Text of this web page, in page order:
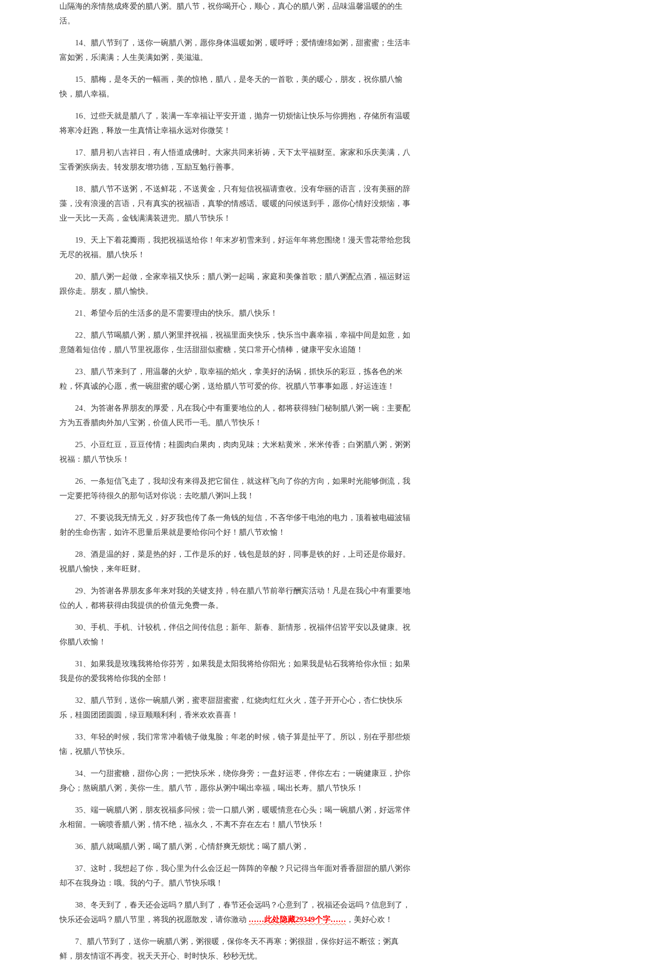
山隔海的亲情熬成疼爱的腊八粥。腊八节，祝你喝开心，顺心，真心的腊八粥，品味温馨温暖的的生
活。
14、腊八节到了，送你一碗腊八粥，愿你身体温暖如粥，暖呼呼；爱情缠绵如粥，甜蜜蜜；生活丰
富如粥，乐满满；人生美满如粥，美滋滋。
15、腊梅，是冬天的一幅画，美的惊艳，腊八，是冬天的一首歌，美的暖心，朋友，祝你腊八愉
快，腊八幸福。
16、过些天就是腊八了，装满一车幸福让平安开道，抛弃一切烦恼让快乐与你拥抱，存储所有温暖
将寒冷赶跑，释放一生真情让幸福永远对你微笑！
17、腊月初八吉祥日，有人悟道成佛时。大家共同来祈祷，天下太平福财至。家家和乐庆美满，八
宝香粥疾病去。转发朋友增功德，互励互勉行善事。
18、腊八节不送粥，不送鲜花，不送黄金，只有短信祝福请查收。没有华丽的语言，没有美丽的辞
藻，没有浪漫的言语，只有真实的祝福语，真挚的情感话。暖暖的问候送到手，愿你心情好没烦恼，事
业一天比一天高，金钱满满装进兜。腊八节快乐！
19、天上下着花瓣雨，我把祝福送给你！年末岁初雪来到，好运年年将您围绕！漫天雪花带给您我
无尽的祝福。腊八快乐！
20、腊八粥一起做，全家幸福又快乐；腊八粥一起喝，家庭和美像首歌；腊八粥配点酒，福运财运
跟你走。朋友，腊八愉快。
21、希望今后的生活多的是不需要理由的快乐。腊八快乐！
22、腊八节喝腊八粥，腊八粥里拌祝福，祝福里面夹快乐，快乐当中裹幸福，幸福中间是如意，如
意随着短信传，腊八节里祝愿你，生活甜甜似蜜糖，笑口常开心情棒，健康平安永追随！
23、腊八节来到了，用温馨的火炉，取幸福的焰火，拿美好的汤锅，抓快乐的彩豆，拣各色的米
粒，怀真诚的心愿，煮一碗甜蜜的暖心粥，送给腊八节可爱的你。祝腊八节事事如愿，好运连连！
24、为答谢各界朋友的厚爱，凡在我心中有重要地位的人，都将获得独门秘制腊八粥一碗：主要配
方为五香腊肉外加八宝粥，价值人民币一毛。腊八节快乐！
25、小豆红豆，豆豆传情；桂圆肉白果肉，肉肉见味；大米粘黄米，米米传香；白粥腊八粥，粥粥
祝福：腊八节快乐！
26、一条短信飞走了，我却没有来得及把它留住，就这样飞向了你的方向，如果时光能够倒流，我
一定要把等待很久的那句话对你说：去吃腊八粥叫上我！
27、不要说我无情无义，好歹我也传了条一角钱的短信，不吝华侈干电池的电力，顶着被电磁波辐
射的生命伤害，如许不思量后果就是要给你问个好！腊八节欢愉！
28、酒是温的好，菜是热的好，工作是乐的好，钱包是鼓的好，同事是铁的好，上司还是你最好。
祝腊八愉快，来年旺财。
29、为答谢各界朋友多年来对我的关键支持，特在腊八节前举行酬宾活动！凡是在我心中有重要地
位的人，都将获得由我提供的价值元免费一条。
30、手机、手机、计较机，伴侣之间传信息；新年、新春、新情形，祝福伴侣皆平安以及健康。祝
你腊八欢愉！
31、如果我是玫瑰我将给你芬芳，如果我是太阳我将给你阳光；如果我是钻石我将给你永恒；如果
我是你的爱我将给你我的全部！
32、腊八节到，送你一碗腊八粥，蜜枣甜甜蜜蜜，红烧肉红红火火，莲子开开心心，杏仁快快乐
乐，桂圆团团圆圆，绿豆顺顺利利，香米欢欢喜喜！
33、年轻的时候，我们常常冲着镜子做鬼脸；年老的时候，镜子算是扯平了。所以，别在乎那些烦
恼，祝腊八节快乐。
34、一勺甜蜜糖，甜你心房；一把快乐米，绕你身旁；一盘好运枣，伴你左右；一碗健康豆，护你
身心；熬碗腊八粥，美你一生。腊八节，愿你从粥中喝出幸福，喝出长寿。腊八节快乐！
35、端一碗腊八粥，朋友祝福多问候；尝一口腊八粥，暖暖情意在心头；喝一碗腊八粥，好远常伴
永相留。一碗喷香腊八粥，情不绝，福永久，不离不弃在左右！腊八节快乐！
36、腊八就喝腊八粥，喝了腊八粥，心情舒爽无烦忧；喝了腊八粥，
37、这时，我想起了你，我心里为什么会泛起一阵阵的辛酸？只记得当年面对香香甜甜的腊八粥你
却不在我身边：哦。我的勺子。腊八节快乐哦！
38、冬天到了，春天还会远吗？腊八到了，春节还会远吗？心意到了，祝福还会远吗？信息到了，
快乐还会远吗？腊八节里，将我的祝愿散发，请你激动 ……此处隐藏29349个字…… ，美好心欢！
7、腊八节到了，送你一碗腊八粥，粥很暖，保你冬天不再寒；粥很甜，保你好运不断弦；粥真
鲜，朋友情谊不再变。祝天天开心、时时快乐、秒秒无忧。